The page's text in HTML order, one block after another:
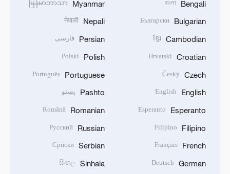
Bengali
বাংলা
Bulgarian
Български
Cambodian
ខ្មែរ
Croatian
Hrvatski
Czech
Český
English
English
Esperanto
Esperanto
Filipino
Filipino
French
Français
German
Deutsch
Myanmar
မြန်မာဘာသာ
Nepali
नेपाली
Persian فارسی
Polish
Polski
Portuguese
Português
Pashto پښتو
Romanian
Română
Russian
Русский
Serbian
Српски
Sinhala
සිංහල